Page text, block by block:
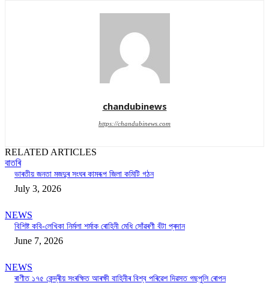
chandubinews
https://chandubinews.com
RELATED ARTICLES
বাতৰি
ভাৰতীয় জনতা মজদুৰ সংঘৰ কামৰূপ জিলা কমিটি গঠন
July 3, 2026
NEWS
বিশিষ্ট কবি-লেখিকা নিৰ্মলা শৰ্মাক ৰোহিনী মেধি সোঁৱৰণী বঁটা প্ৰদান
June 7, 2026
NEWS
ৰাণীত ১৭৫ কেন্দ্ৰীয় সংৰক্ষিত আৰক্ষী বাহিনীৰ বিশ্ব পৰিৱেশ দিৱসত গছপুলি ৰোপন